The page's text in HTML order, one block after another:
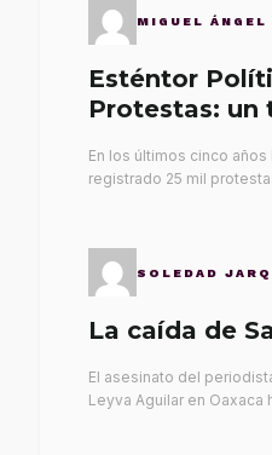
MIGUEL
Esténtor
Protestas:
En los últimos cinco
registrado 25 mil
SOLEDAD
La caída de
El asesinato del
Leyva Aguilar en